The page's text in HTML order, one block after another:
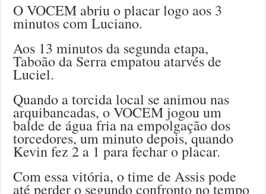
O VOCEM abriu o placar logo aos 3
minutos com Luciano.
Aos 13 minutos da segunda etapa,
Taboão da Serra empatou atarvés de
Luciel.
Quando a torcida local se animou nas
arquibancadas, o VOCEM jogou um
balde de água fria na empolgação dos
torcedores, um minuto depois, quando
Kevin fez 2 a 1 para fechar o placar.
Com essa vitória, o time de Assis pode
até perder o segundo confronto no tempo